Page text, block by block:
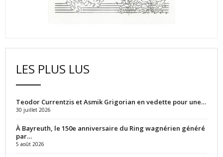
LES PLUS LUS
Teodor Currentzis et Asmik Grigorian en vedette pour une…
30 juillet 2026
À Bayreuth, le 150e anniversaire du Ring wagnérien généré
par…
5 août 2026